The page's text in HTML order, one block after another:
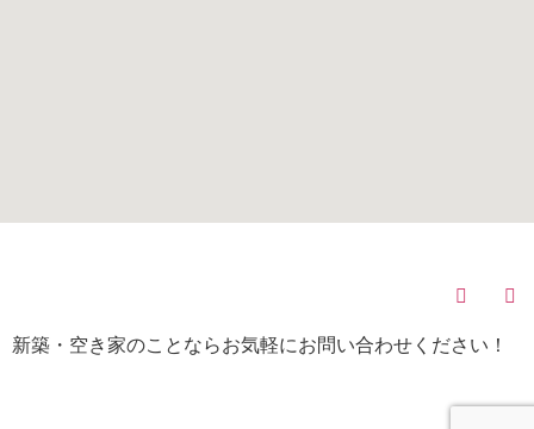
新築・空き家のことならお気軽にお問い合わせください！